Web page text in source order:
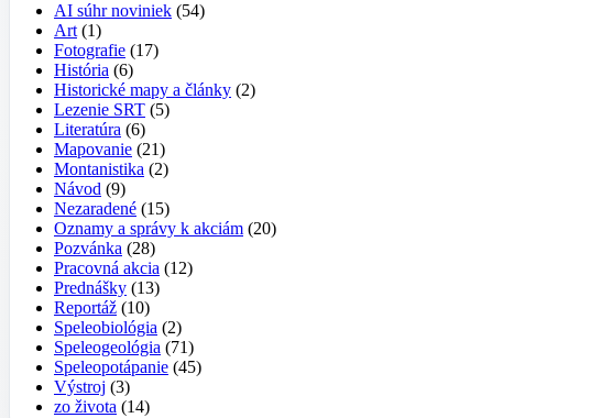
AI súhr noviniek (54)
Art (1)
Fotografie (17)
História (6)
Historické mapy a články (2)
Lezenie SRT (5)
Literatúra (6)
Mapovanie (21)
Montanistika (2)
Návod (9)
Nezaradené (15)
Oznamy a správy k akciám (20)
Pozvánka (28)
Pracovná akcia (12)
Prednášky (13)
Reportáž (10)
Speleobiológia (2)
Speleogeológia (71)
Speleopotápanie (45)
Výstroj (3)
zo života (14)